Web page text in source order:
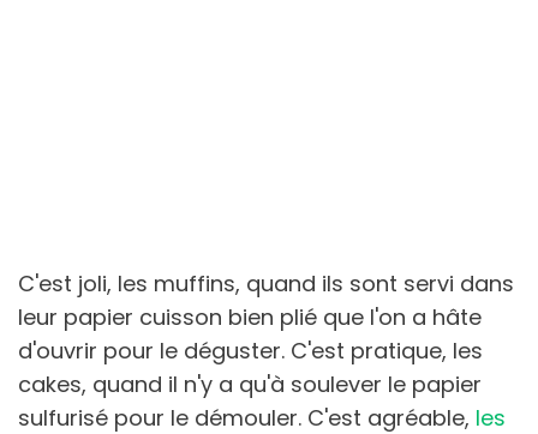
C'est joli, les muffins, quand ils sont servi dans
leur papier cuisson bien plié que l'on a hâte
d'ouvrir pour le déguster. C'est pratique, les
cakes, quand il n'y a qu'à soulever le papier
sulfurisé pour le démouler. C'est agréable, les